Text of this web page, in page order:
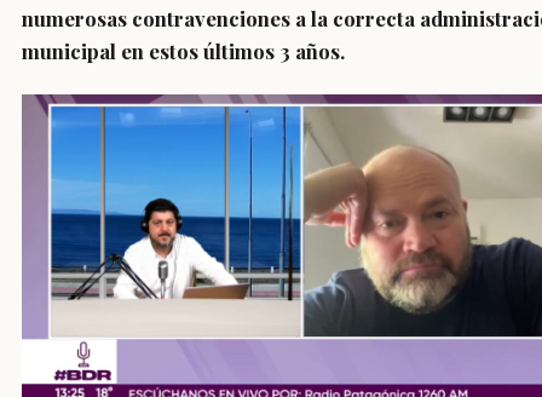
numerosas contravenciones a la correcta
municipal en estos últimos 3 años.